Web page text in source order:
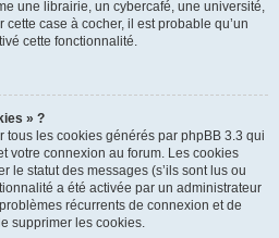
une librairie, un cybercafé, une université,
cette case à cocher, il est probable qu’un
cette fonctionnalité.
» ?
tous les cookies générés par phpBB 3.3 qui
votre connexion au forum. Les cookies
le statut des messages (s’ils sont lus ou
a été activée par un administrateur
récurrents de connexion et de
supprimer les cookies.